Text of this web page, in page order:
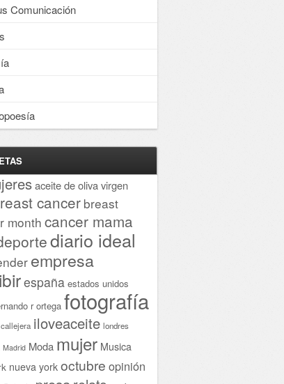
Comunicación
aceite de oliva virgen
cancer breast
month cancer mama
diario ideal
empresa
españa estados unidos
r ortega fotografía
iloveaceite londres
Madrid Moda mujer Musica
nueva york octubre opinión